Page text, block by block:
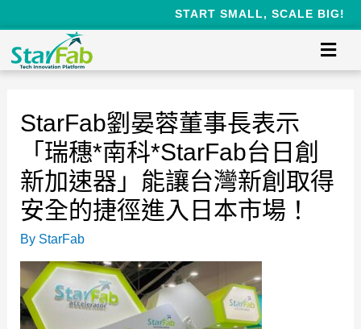
START SMALL, SCALE BIG!
StarFab劉晏蓉董事長表示
「瑞穗*南科*StarFab台日創
新加速器」能讓台灣新創取得
安全的捷徑進入日本市場！
By StarFab